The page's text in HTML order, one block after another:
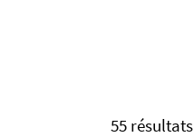
55 résultats